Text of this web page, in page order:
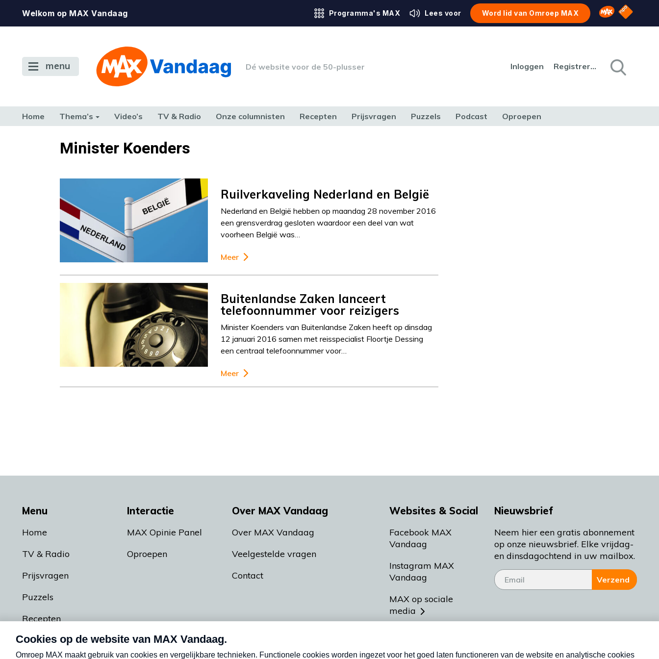
Welkom op MAX Vandaag Programma's MAX Lees voor Word lid van Omroep MAX Omroep MAX
NPO
menu Dé website voor de 50-plusser Inloggen Registreren
Home Thema’s Video’s TV & Radio Onze columnisten Recepten Prijsvragen Puzzels Podcast Oproepen
TERUG NAAR TOENMinister Koenders
Ruilverkaveling Nederland en België
Nederland en België hebben op maandag 28 november 2016
een grensverdrag gesloten waardoor een deel van wat
voorheen België was…
Meer
Buitenlandse Zaken lanceert
telefoonnummer voor reizigers
Minister Koenders van Buitenlandse Zaken heeft op dinsdag
12 januari 2016 samen met reisspecialist Floortje Dessing
een centraal telefoonnummer voor…
Meer
Menu
Home
TV & Radio
Prijsvragen
Puzzels
Recepten
Podcasts
Interactie
MAX Opinie Panel
Oproepen
Over MAX Vandaag
Over MAX Vandaag
Veelgestelde vragen
Contact
Websites & Social
Facebook MAX
Vandaag
Instagram MAX
Vandaag
MAX op sociale
media
Meldpunt Actueel
Nieuwsbrief
Neem hier een gratis abonnement
op onze nieuwsbrief. Elke vrijdag-
en dinsdagochtend in uw mailbox.
Verzend